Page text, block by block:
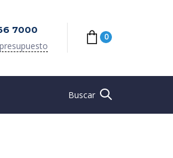
7000
0
Buscar